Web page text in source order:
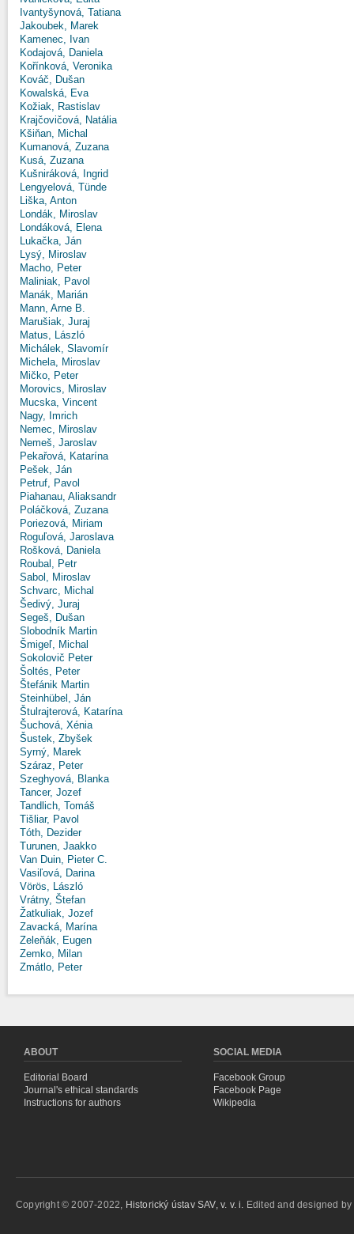
Ivantyšynová, Tatiana
Jakoubek, Marek
Kamenec, Ivan
Kodajová, Daniela
Kořínková, Veronika
Kováč, Dušan
Kowalská, Eva
Kožiak, Rastislav
Krajčovičová, Natália
Kšiňan, Michal
Kumanová, Zuzana
Kusá, Zuzana
Kušniráková, Ingrid
Lengyelová, Tünde
Liška, Anton
Londák, Miroslav
Londáková, Elena
Lukačka, Ján
Lysý, Miroslav
Macho, Peter
Maliniak, Pavol
Manák, Marián
Mann, Arne B.
Marušiak, Juraj
Matus, László
Michálek, Slavomír
Michela, Miroslav
Mičko, Peter
Morovics, Miroslav
Mucska, Vincent
Nagy, Imrich
Nemec, Miroslav
Nemeš, Jaroslav
Pekařová, Katarína
Pešek, Ján
Petruf, Pavol
Piahanau, Aliaksandr
Poláčková, Zuzana
Poriezová, Miriam
Roguľová, Jaroslava
Rošková, Daniela
Roubal, Petr
Sabol, Miroslav
Schvarc, Michal
Šedivý, Juraj
Segeš, Dušan
Slobodník Martin
Šmigeľ, Michal
Sokolovič Peter
Šoltés, Peter
Štefánik Martin
Steinhübel, Ján
Štulrajterová, Katarína
Šuchová, Xénia
Šustek, Zbyšek
Syrný, Marek
Száraz, Peter
Szeghyová, Blanka
Tancer, Jozef
Tandlich, Tomáš
Tišliar, Pavol
Tóth, Dezider
Turunen, Jaakko
Van Duin, Pieter C.
Vasiľová, Darina
Vörös, László
Vrátny, Štefan
Žatkuliak, Jozef
Zavacká, Marína
Zeleňák, Eugen
Zemko, Milan
Zmátlo, Peter
ABOUT
Editorial Board
Journal's ethical standards
Instructions for authors
SOCIAL MEDIA
Facebook Group
Facebook Page
Wikipedia
Copyright © 2007-2022, Historický ústav SAV, v. v. i. Edited and designed by